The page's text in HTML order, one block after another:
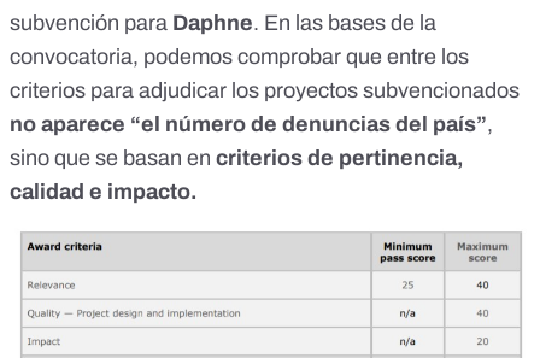
subvención para Daphne. En las bases de la
convocatoria, podemos comprobar que entre los
criterios para adjudicar los proyectos subvencionados
no aparece “el número de denuncias del país”,
sino que se basan en criterios de pertinencia,
calidad e impacto.